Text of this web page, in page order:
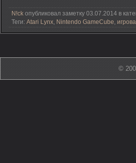
N!ck опубликовал заметку 03.07.2014 в
Теги: Atari Lynx, Nintendo GameCube,
©